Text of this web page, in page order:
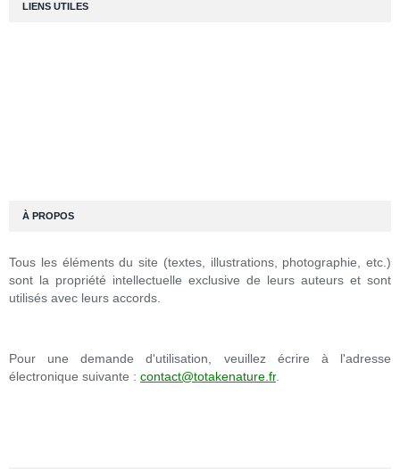
LIENS UTILES
À PROPOS
Tous les éléments du site (textes, illustrations, photographie, etc.)
sont la propriété intellectuelle exclusive de leurs auteurs et sont
utilisés avec leurs accords.
Pour une demande d'utilisation, veuillez écrire à l'adresse
électronique suivante : contact@totakenature.fr